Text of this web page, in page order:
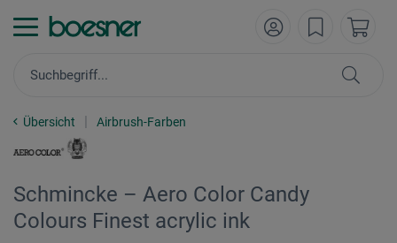
Übersicht Airbrush-Farben
Schmincke – Aero Color Candy
Colours Finest acrylic ink